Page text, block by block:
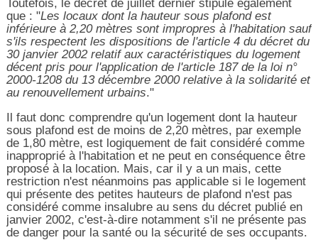
Toutefois, le décret de juillet dernier stipule également
que : "Les locaux dont la hauteur sous plafond est
inférieure à 2,20 mètres sont impropres à l'habitation sauf
s'ils respectent les dispositions de l'article 4 du décret du
30 janvier 2002 relatif aux caractéristiques du logement
décent pris pour l'application de l'article 187 de la loi n°
2000-1208 du 13 décembre 2000 relative à la solidarité et
au renouvellement urbains."
Il faut donc comprendre qu'un logement dont la hauteur
sous plafond est de moins de 2,20 mètres, par exemple
de 1,80 mètre, est logiquement de fait considéré comme
inapproprié à l'habitation et ne peut en conséquence être
proposé à la location. Mais, car il y a un mais, cette
restriction n'est néanmoins pas applicable si le logement
qui présente des petites hauteurs de plafond n'est pas
considéré comme insalubre au sens du décret publié en
janvier 2002, c'est-à-dire notamment s'il ne présente pas
de danger pour la santé ou la sécurité de ses occupants.